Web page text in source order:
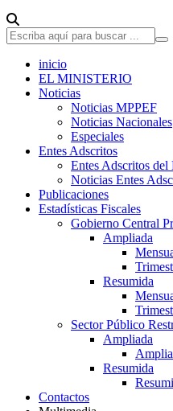
inicio
EL MINISTERIO
Noticias
Noticias MPPEF
Noticias Nacionales
Especiales
Entes Adscritos
Entes Adscritos del
Noticias Entes
Publicaciones
Estadísticas Fiscales
Gobierno Central
Ampliada
Resumida
Sector Público
Ampliada
Resumida
Contactos